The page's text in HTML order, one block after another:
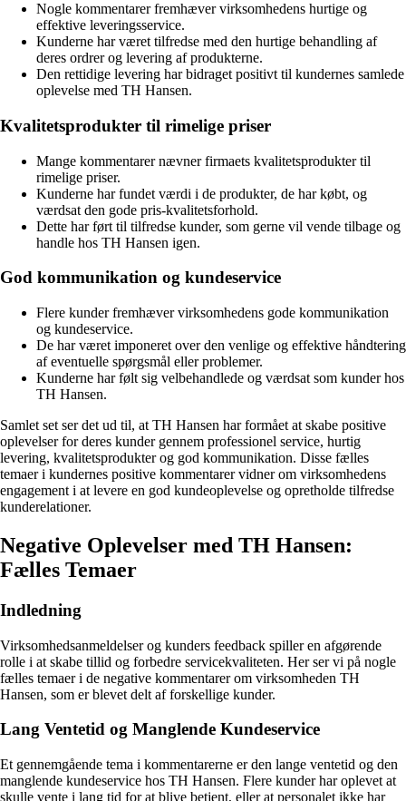
Nogle kommentarer fremhæver virksomhedens hurtige og
effektive leveringsservice.
Kunderne har været tilfredse med den hurtige behandling af
deres ordrer og levering af produkterne.
Den rettidige levering har bidraget positivt til kundernes samlede
oplevelse med TH Hansen.
Kvalitetsprodukter til rimelige priser
Mange kommentarer nævner firmaets kvalitetsprodukter til
rimelige priser.
Kunderne har fundet værdi i de produkter, de har købt, og
værdsat den gode pris-kvalitetsforhold.
Dette har ført til tilfredse kunder, som gerne vil vende tilbage og
handle hos TH Hansen igen.
God kommunikation og kundeservice
Flere kunder fremhæver virksomhedens gode kommunikation
og kundeservice.
De har været imponeret over den venlige og effektive håndtering
af eventuelle spørgsmål eller problemer.
Kunderne har følt sig velbehandlede og værdsat som kunder hos
TH Hansen.
Samlet set ser det ud til, at TH Hansen har formået at skabe positive
oplevelser for deres kunder gennem professionel service, hurtig
levering, kvalitetsprodukter og god kommunikation. Disse fælles
temaer i kundernes positive kommentarer vidner om virksomhedens
engagement i at levere en god kundeoplevelse og opretholde tilfredse
kunderelationer.
Negative Oplevelser med TH Hansen:
Fælles Temaer
Indledning
Virksomhedsanmeldelser og kunders feedback spiller en afgørende
rolle i at skabe tillid og forbedre servicekvaliteten. Her ser vi på nogle
fælles temaer i de negative kommentarer om virksomheden TH
Hansen, som er blevet delt af forskellige kunder.
Lang Ventetid og Manglende Kundeservice
Et gennemgående tema i kommentarerne er den lange ventetid og den
manglende kundeservice hos TH Hansen. Flere kunder har oplevet at
skulle vente i lang tid for at blive betjent, eller at personalet ikke har